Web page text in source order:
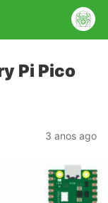
Pi Pico
3 anos ago